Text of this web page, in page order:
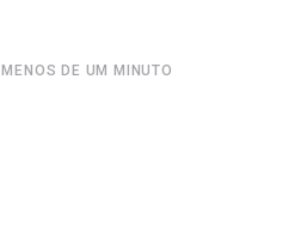
MENOS DE UM MINUTO